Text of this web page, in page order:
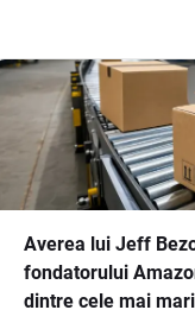
Averea lui Jeff
fondatorului
dintre cele mai